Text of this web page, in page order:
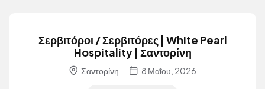
Σερβιτόροι / Σερβιτόρες | White Pearl
Hospitality | Σαντορίνη
Σαντορίνη 8 Μαΐου, 2026